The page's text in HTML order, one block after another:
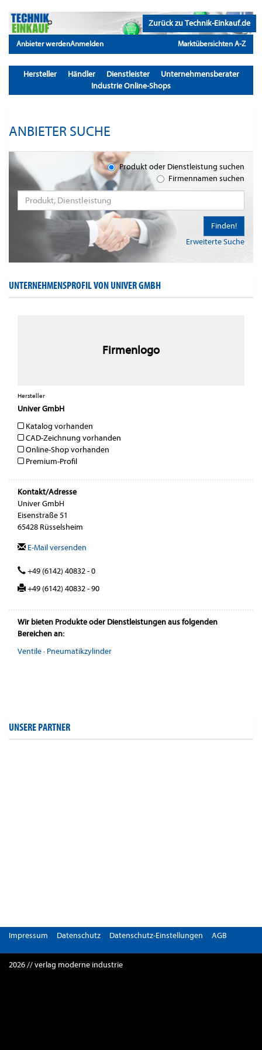
Zurück zu Technik-Einkauf.de
Anbieter werdenAnmelden Marktübersichten A-Z
Hersteller Händler Dienstleister
Unternehmensberater
Industrie Online-Shops
ANBIETER SUCHE
Produkt oder Dienstleistung suchen
Firmennamen suchen
Erweiterte Suche
Finden!
UNTERNEHMENSPROFIL VON UNIVER GMBH
Firmenlogo
Hersteller
Univer GmbH
Katalog vorhanden
CAD-Zeichnung vorhanden
Online-Shop vorhanden
Premium-Profil
Kontakt/Adresse
Univer GmbH
Eisenstraße 51
65428 Rüsselsheim
E-Mail versenden
+49 (6142) 40832 - 0
+49 (6142) 40832 - 90
Wir bieten Produkte oder Dienstleistungen aus folgenden
Bereichen an:
Ventile· Pneumatikzylinder
UNSERE PARTNER
Impressum Datenschutz Datenschutz-Einstellungen AGB
2026 // verlag moderne industrie